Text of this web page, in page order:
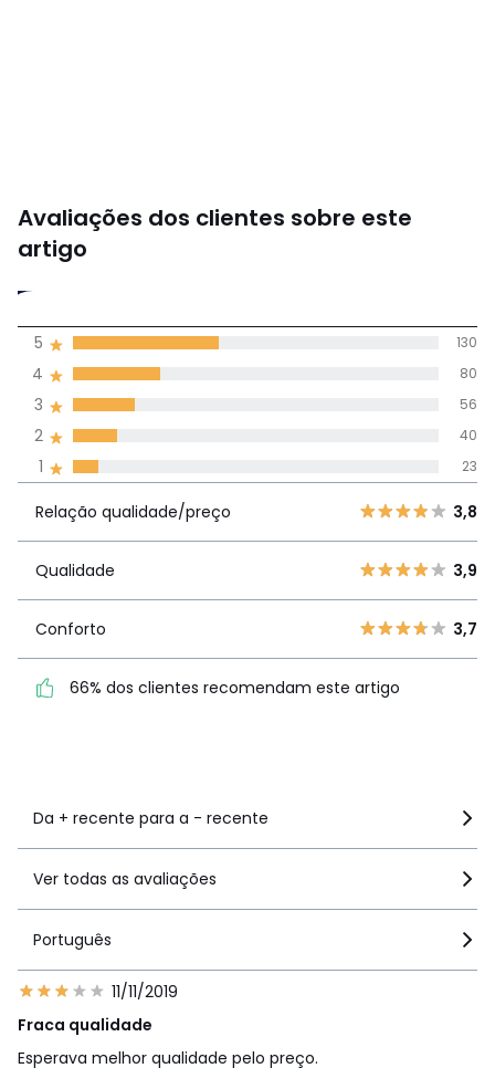
Avaliações dos clientes sobre este
artigo
3,8
1
3
qualidade/preço
3,8
3,9
3,7
66% dos clientes
recomendam este artigo
1 23
2 40
3 56
4 80
5 130
Relação qualidade/preço 3,8
Qualidade 3,9
Conforto 3,7
66% dos clientes recomendam este artigo
Da + recente para a - recente
Ver todas as avaliações
Português
11/11/2019
Fraca qualidade
Esperava melhor qualidade pelo preço.